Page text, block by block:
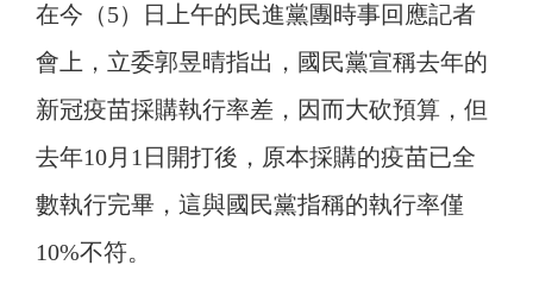
在今（5）日上午的民進黨團時事回應記者
會上，立委郭昱晴指出，國民黨宣稱去年的
新冠疫苗採購執行率差，因而大砍預算，但
去年10月1日開打後，原本採購的疫苗已全
數執行完畢，這與國民黨指稱的執行率僅
10%不符。